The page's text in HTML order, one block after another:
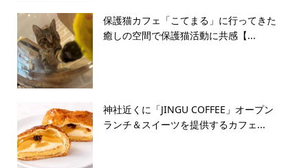
保護猫カフェ「こてまる」に行ってきた
癒しの空間で保護猫活動に共感【...
神社近くに「JINGU COFFEE」オープン
ランチ＆スイーツを提供するカフェ...